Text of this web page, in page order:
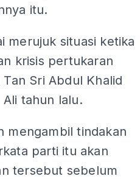
itu.
merujuk situasi ketika
krisis pertukaran
Sri Abdul Khalid
tahun lalu.
mengambil tindakan
parti itu akan
tersebut sebelum